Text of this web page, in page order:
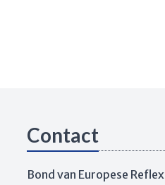
Contact
Bond van Europese